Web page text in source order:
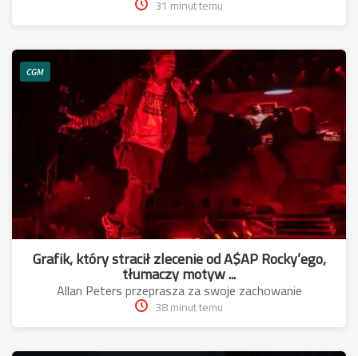
31 minut temu
CGM
Grafik, który stracił zlecenie od A$AP Rocky’ego,
tłumaczy motyw ...
Allan Peters przeprasza za swoje zachowanie
38 minut temu